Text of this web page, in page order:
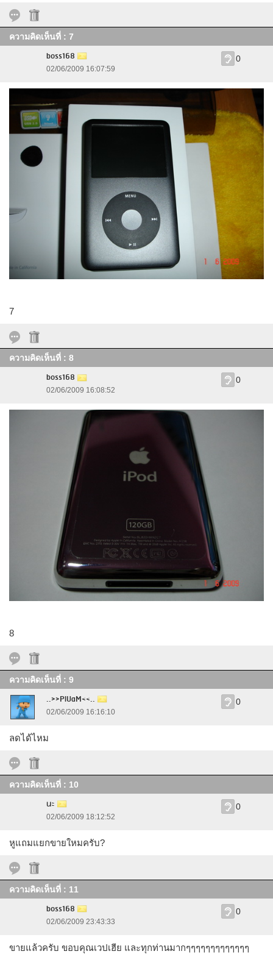
ความคิดเห็นที่ : 7
boss168
02/06/2009 16:07:59
0
7
ความคิดเห็นที่ : 8
boss168
02/06/2009 16:08:52
0
8
ความคิดเห็นที่ : 9
..>>PlUaM<<..
02/06/2009 16:16:10
0
ลดได้ไหม
ความคิดเห็นที่ : 10
นะ
02/06/2009 18:12:52
0
หูแถมแยกขายใหมครับ?
ความคิดเห็นที่ : 11
boss168
02/06/2009 23:43:33
0
ขายแล้วครับ ขอบคุณเวปเฮีย และทุกท่านมากๆๆๆๆๆๆๆๆๆๆๆๆๆ